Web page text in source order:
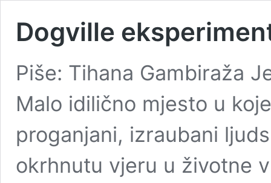
Dogville
Piše: Tihana Gambiraža
Malo idilično mjesto u
proganjani, izraubani
okrhnutu vjeru u životne